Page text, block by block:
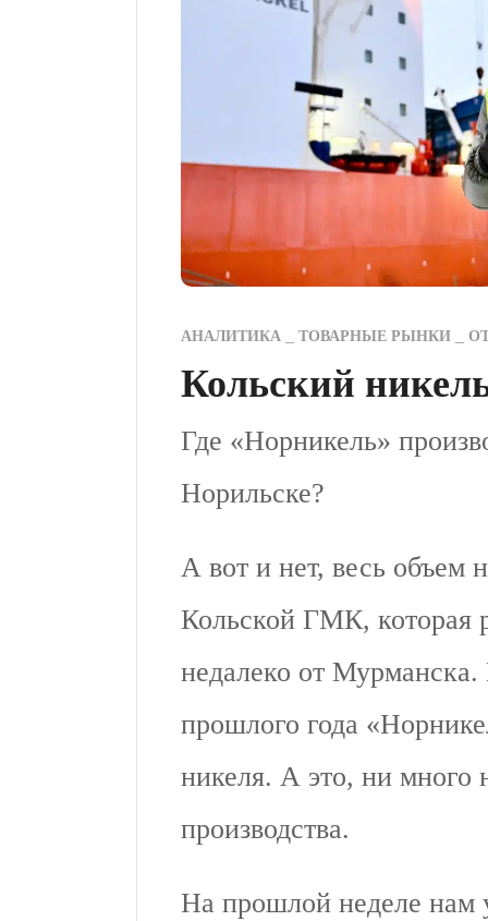
АНАЛИТИКА ТОВАРНЫЕ РЫНКИ
Кольский
Где «Норникель»
Норильске?
А вот и нет, весь объем
Кольской ГМК, которая
недалеко от
прошлого года
никеля. А это, ни много
производства.
На прошлой неделе нам